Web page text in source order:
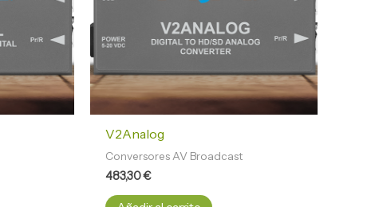
V2Analog
Conversores AV Broadcast
483,30€